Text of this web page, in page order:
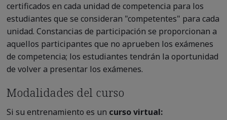
certificados en cada unidad de competencia para los
estudiantes que se consideran "competentes" para cada
unidad. Constancias de participación se proporcionan a
aquellos participantes que no aprueben los exámenes
de competencia; los estudiantes tendrán la oportunidad
de volver a presentar los exámenes.
Modalidades del curso
Si su entrenamiento es un curso virtual: